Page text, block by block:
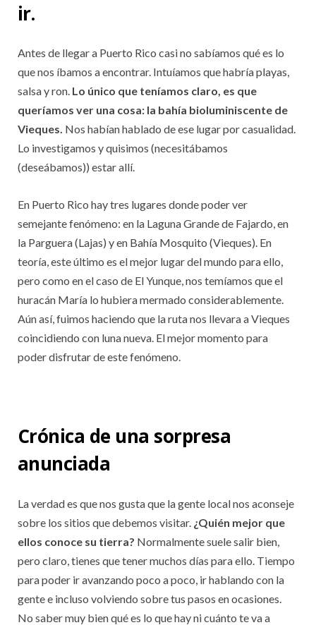
ir.
Antes de llegar a Puerto Rico casi no sabíamos qué es lo
que nos íbamos a encontrar. Intuíamos que habría playas,
salsa y ron. Lo único que teníamos claro, es que
queríamos ver una cosa: la bahía bioluminiscente de
Vieques. Nos habían hablado de ese lugar por casualidad.
Lo investigamos y quisimos (necesitábamos
(deseábamos)) estar allí.
En Puerto Rico hay tres lugares donde poder ver
semejante fenómeno: en la Laguna Grande de Fajardo, en
la Parguera (Lajas) y en Bahía Mosquito (Vieques). En
teoría, este último es el mejor lugar del mundo para ello,
pero como en el caso de El Yunque, nos temíamos que el
huracán María lo hubiera mermado considerablemente.
Aún así, fuimos haciendo que la ruta nos llevara a Vieques
coincidiendo con luna nueva. El mejor momento para
poder disfrutar de este fenómeno.
Crónica de una sorpresa
anunciada
La verdad es que nos gusta que la gente local nos aconseje
sobre los sitios que debemos visitar. ¿Quién mejor que
ellos conoce su tierra? Normalmente suele salir bien,
pero claro, tienes que tener muchos días para ello. Tiempo
para poder ir avanzando poco a poco, ir hablando con la
gente e incluso volviendo sobre tus pasos en ocasiones.
No saber muy bien qué es lo que hay ni cuánto te va a